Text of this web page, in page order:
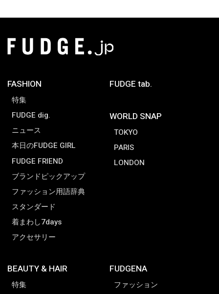
FASHION
特集
FUDGE dig.
ニュース
本日のFUDGE GIRL
FUDGE FRIEND
ブランドピックアップ
ファッション用語辞典
スタンダード
着まわし7days
アクセサリー
FUDGE tab.
WORLD SNAP
TOKYO
PARIS
LONDON
BEAUTY & HAIR
特集
FUDGENA
ファッション